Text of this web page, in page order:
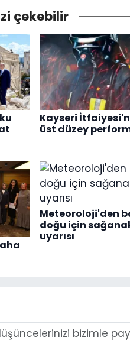
çekebilir
Kayseri
üst düzey
Meteoroloji'den
doğu için
uyarısı